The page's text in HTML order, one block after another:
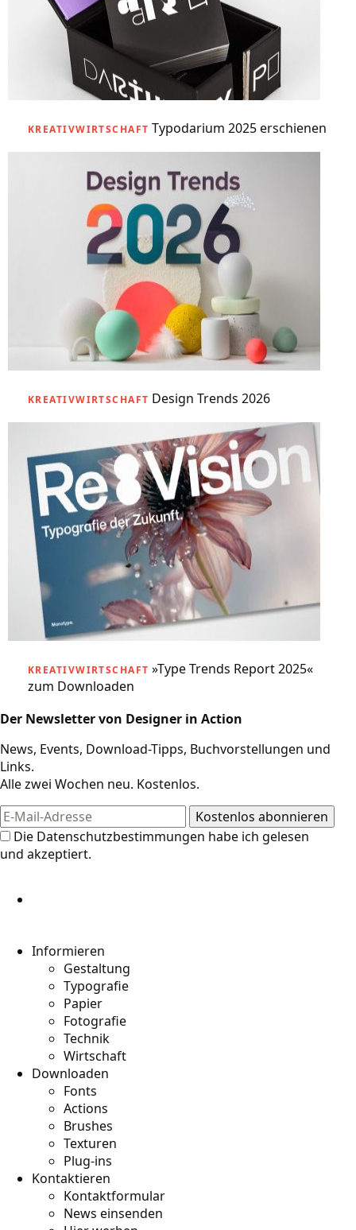
KREATIVWIRTSCHAFT Typodarium 2025 erschienen
KREATIVWIRTSCHAFT Design Trends 2026
KREATIVWIRTSCHAFT »Type Trends Report 2025«
zum Downloaden
Der Newsletter von Designer in Action
News, Events, Download-Tipps, Buchvorstellungen und
Links.
Alle zwei Wochen neu. Kostenlos.
Die Datenschutzbestimmungen habe ich gelesen
und akzeptiert.
Informieren
Gestaltung
Typografie
Papier
Fotografie
Technik
Wirtschaft
Downloaden
Fonts
Actions
Brushes
Texturen
Plug-ins
Kontaktieren
Kontaktformular
News einsenden